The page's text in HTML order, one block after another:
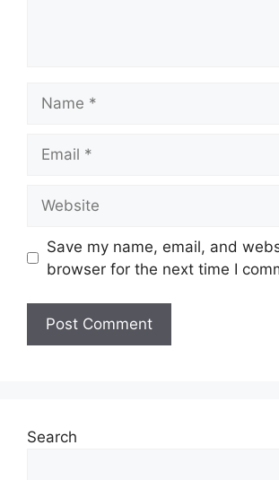
Save my name, email, and
browser for the next time I
Search